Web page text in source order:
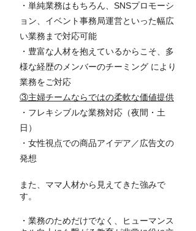
・単純業務はもちろん、SNSプロモーシ
ョン、イベント事務局運営といった幅広
い業務まで対応可能
・豊富な人材を抱えているからこそ、多
様な経歴のメンバーのチーミング により
業務をご対応
③主婦チームならではの柔軟な価値提供
・フレキシブルな業務対応（夜間・土
日）
・女性視点での商品アイデア／広告文の
発想
また、ママ人材から見えてきた強みで
す。
・業務のためだけでなく、ヒューマンス